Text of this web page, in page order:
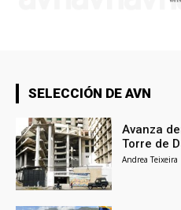
SELECCIÓN DE AVN
Avanza
Torre de
Andrea Teixeira